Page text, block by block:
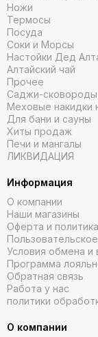
Ножи
Термосы
Посуда
Соки и Морсы
Настойки Дед
Алтайский чай
Прочее
Саджи-сковороды
Меховые накидки
Для бани и сауны
Хиты продаж
Печи и мангалы
ЛИКВИДАЦИЯ
Информация
О компании
Наши магазины
Оферта и
Условия обмена и
Программа
Обратная связь
Работа у нас
политики
О компании